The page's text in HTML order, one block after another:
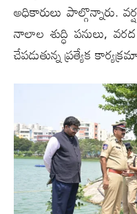
అధికారులు పాల్గొన్నారు.
నాలాల శుద్ధి పనులు,
చేపడుతున్న ప్రత్యేక